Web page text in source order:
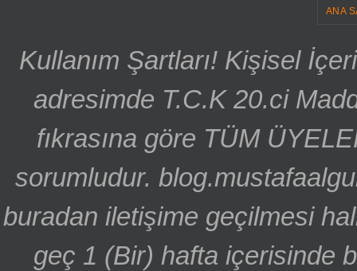
ANA
Kullanım Şartları! Kişisel
adresimde T.C.K 20.ci
fıkrasına göre TÜM
sorumludur.
buradan iletişime geçilmesi
geç 1 (Bir) hafta içerisinde